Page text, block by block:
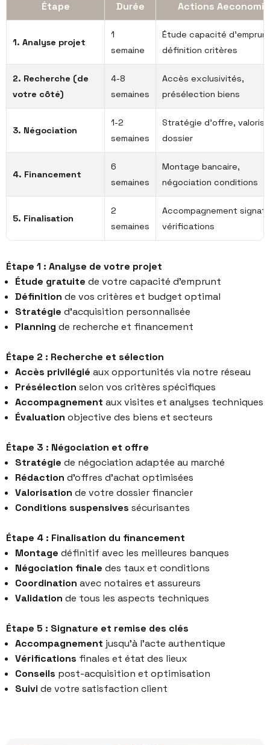
Étape Durée Actions Aeconomia
1. Analyse projet
1
semaine
Étude capacité
définition critères
2. Recherche (de
votre côté)
4-8
semaines
Accès exclusivités,
présélection biens
3. Négociation
1-2
semaines
Stratégie d'offre,
dossier
4. Financement
6
semaines
Montage bancaire,
négociation conditions
5. Finalisation
2
semaines
Accompagnement
vérifications
Étape 1 : Analyse de votre projet
Étude gratuite de votre capacité d’emprunt
Définition de vos critères et budget optimal
Stratégie d’acquisition personnalisée
Planning de recherche et financement
Étape 2 : Recherche et sélection
Accès privilégié aux opportunités via notre réseau
Présélection selon vos critères spécifiques
Accompagnement aux visites et analyses techniques
Évaluation objective des biens et secteurs
Étape 3 : Négociation et offre
Stratégie de négociation adaptée au marché
Rédaction d’offres d’achat optimisées
Valorisation de votre dossier financier
Conditions suspensives sécurisantes
Étape 4 : Finalisation du financement
Montage définitif avec les meilleures banques
Négociation finale des taux et conditions
Coordination avec notaires et assureurs
Validation de tous les aspects techniques
Étape 5 : Signature et remise des clés
Accompagnement jusqu’à l’acte authentique
Vérifications finales et état des lieux
Conseils post-acquisition et optimisation
Suivi de votre satisfaction client